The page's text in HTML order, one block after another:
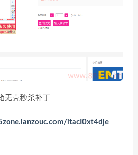
无壳秒杀补丁
itacI0xt4dje